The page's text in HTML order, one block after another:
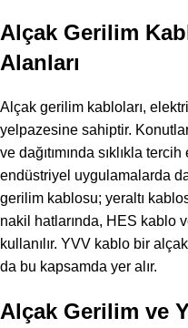
Alçak Gerilim
Alanları
Alçak gerilim kabloları,
yelpazesine sahiptir.
ve dağıtımında sıklıkla
endüstriyel uygulamalarda
gerilim kablosu; yeraltı
nakil hatlarında, HES kablo
kullanılır. YVV kablo bir
da bu kapsamda yer alır.
Alçak Gerilim ve